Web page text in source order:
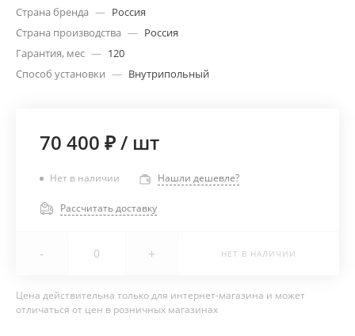
Страна бренда — Россия
Страна производства — Россия
Гарантия, мес — 120
Способ установки — Внутрипольный
70 400 ₽/ шт
Нет в наличии Нашли дешевле?
Рассчитать доставку
- + НЕТ В НАЛИЧИИ
Цена действительна только для интернет-магазина и может
отличаться от цен в розничных магазинах